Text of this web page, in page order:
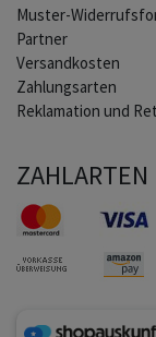
Muster-
Partner
Versandkosten
Zahlungsarten
Reklamation und
ZAHLARTEN